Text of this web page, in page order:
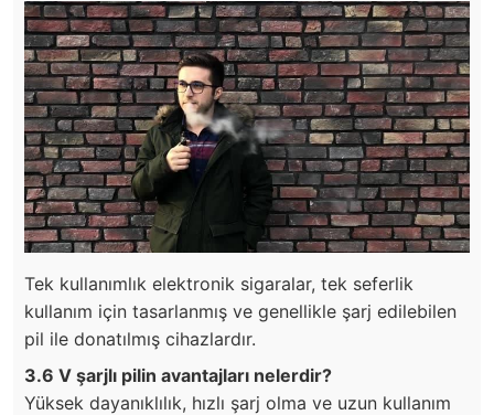
Tek kullanımlık elektronik sigaralar, tek seferlik
kullanım için tasarlanmış ve genellikle şarj edilebilen
pil ile donatılmış cihazlardır.
3.6 V şarjlı pilin avantajları nelerdir?
Yüksek dayanıklılık, hızlı şarj olma ve uzun kullanım